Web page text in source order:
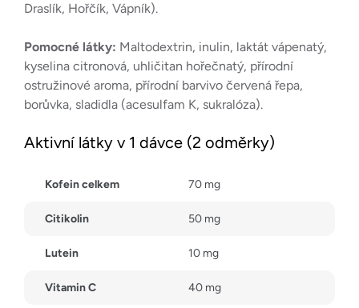
Draslík, Hořčík, Vápník).
Pomocné látky: Maltodextrin, inulin, laktát vápenatý,
kyselina citronová, uhličitan hořečnatý, přírodní
ostružinové aroma, přírodní barvivo červená řepa,
borůvka, sladidla (acesulfam K, sukralóza).
Aktivní látky v 1 dávce (2 odměrky)
Kofein celkem 70 mg
Citikolin 50 mg
Lutein 10 mg
Vitamin C 40 mg